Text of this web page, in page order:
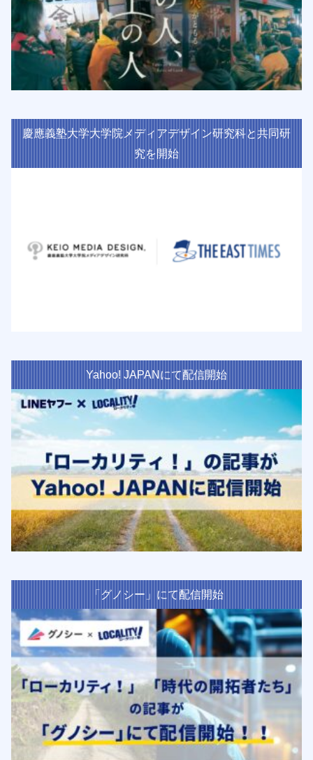
慶應義塾大学大学院メディアデザイン研究科と共同研
究を開始
Yahoo! JAPANにて配信開始
「グノシー」にて配信開始